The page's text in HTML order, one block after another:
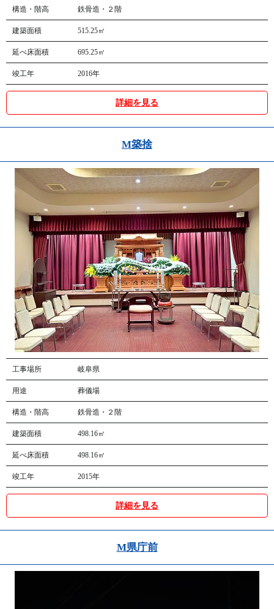
構造・階高 鉄骨造・２階
建築面積 515.25㎡
延べ床面積 695.25㎡
竣工年 2016年
詳細を見る
M築捨
工事場所 岐阜県
用途 葬儀場
構造・階高 鉄骨造・２階
建築面積 498.16㎡
延べ床面積 498.16㎡
竣工年 2015年
詳細を見る
M県庁前